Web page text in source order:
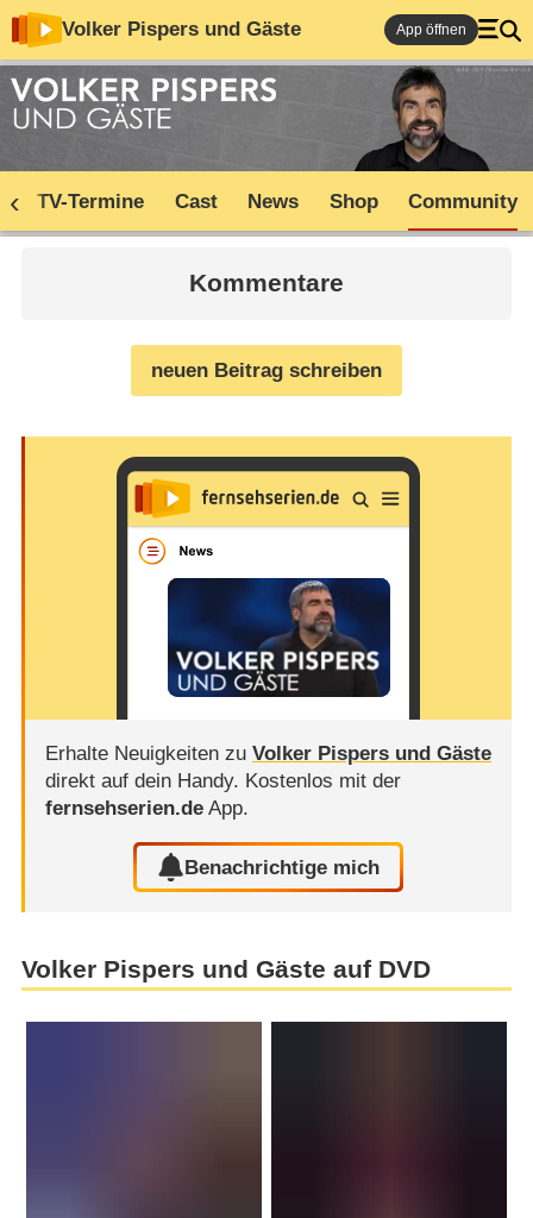
Volker Pispers und Gäste App öffnen
TV-Termine Cast News Shop Community
Kommentare
neuen Beitrag schreiben
Erhalte Neuigkeiten zu Volker Pispers und Gäste
direkt auf dein Handy. Kostenlos mit der
fernsehserien.deApp.
Benachrichtige mich
Volker Pispers und Gäste auf DVD